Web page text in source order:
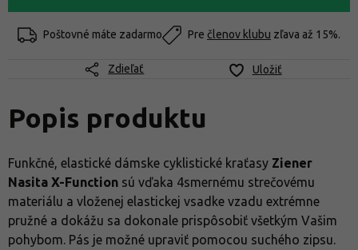
Poštovné máte zadarmo Pre členov klubu zľava až 15%.
Zdieľať Uložiť
Popis produktu
Funkčné, elastické dámske cyklistické kraťasy Ziener
Nasita X-Function sú vďaka 4smernému strečovému
materiálu a vloženej elastickej vsadke vzadu extrémne
pružné a dokážu sa dokonale prispôsobiť všetkým Vašim
pohybom. Pás je možné upraviť pomocou suchého zipsu.